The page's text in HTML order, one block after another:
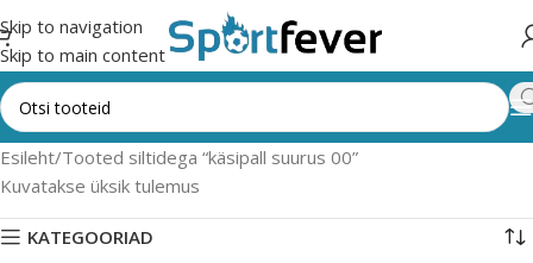
Skip to navigation
Skip to main content
Esileht Tooted siltidega “käsipall suurus 00”
Kuvatakse üksik tulemus
KATEGOORIAD